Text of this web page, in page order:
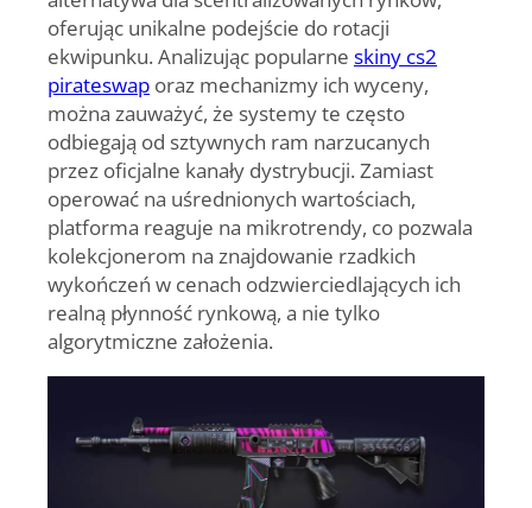
oferując unikalne podejście do rotacji
ekwipunku. Analizując popularne skiny cs2
pirateswap oraz mechanizmy ich wyceny,
można zauważyć, że systemy te często
odbiegają od sztywnych ram narzucanych
przez oficjalne kanały dystrybucji. Zamiast
operować na uśrednionych wartościach,
platforma reaguje na mikrotrendy, co pozwala
kolekcjonerom na znajdowanie rzadkich
wykończeń w cenach odzwierciedlających ich
realną płynność rynkową, a nie tylko
algorytmiczne założenia.